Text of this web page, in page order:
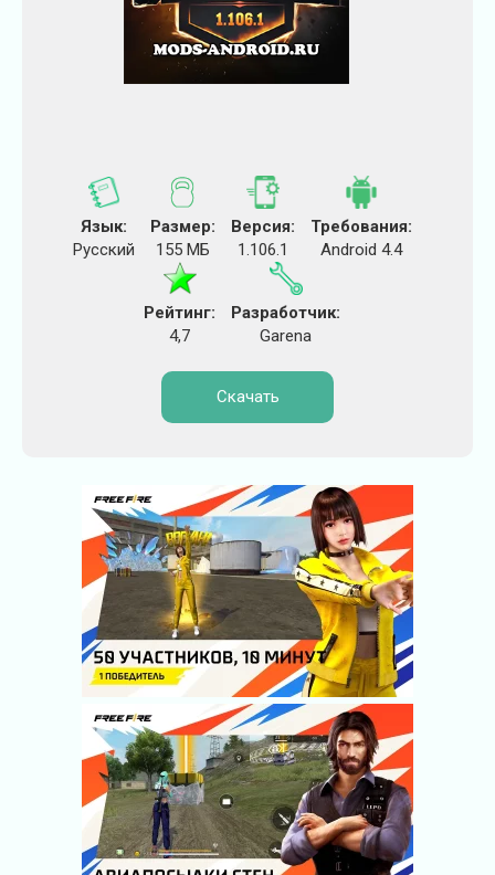
Язык:
Русский
Размер:
155 МБ
Версия:
1.106.1
Требования:
Android 4.4
Рейтинг:
4,7
Разработчик:
Garena
Скачать